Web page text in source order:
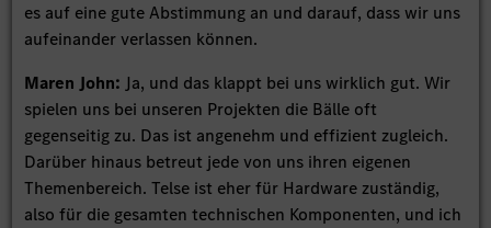
es auf eine gute Abstimmung an und darauf, dass wir uns
aufeinander verlassen können.
Maren John: Ja, und das klappt bei uns wirklich gut. Wir
spielen uns bei unseren Projekten die Bälle oft
gegenseitig zu. Das ist angenehm und effizient zugleich.
Darüber hinaus betreut jede von uns ihren eigenen
Themenbereich. Telse ist eher für Hardware zuständig,
also für die gesamten technischen Komponenten, und ich